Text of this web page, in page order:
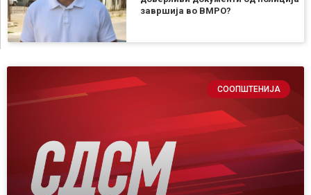
завршија во ВМРО?
СООПШТЕНИЈА